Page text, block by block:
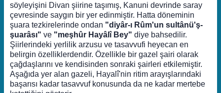
söyleyişini Divan şiirine taşımış, Kanuni devrinde saray
çevresinde saygın bir yer edinmiştir. Hatta döneminin
şuara tezkirelerinde ondan "diyâr-ı Rûm'un sultânü'ş-
şuarâsı" ve "meşhûr Hayâlî Bey" diye bahsedilir.
Şiirlerindeki yerlilik arzusu ve tasavvufi heyecan en
belirgin özelliklerdendir. Özellikle bir gazel şairi olarak
çağdaşlarını ve kendisinden sonraki şairleri etkilemiştir.
Aşağıda yer alan gazeli, Hayalî'nin ritim arayışlarındaki
başarısı kadar tasavvuf konusunda da ne kadar mertebe